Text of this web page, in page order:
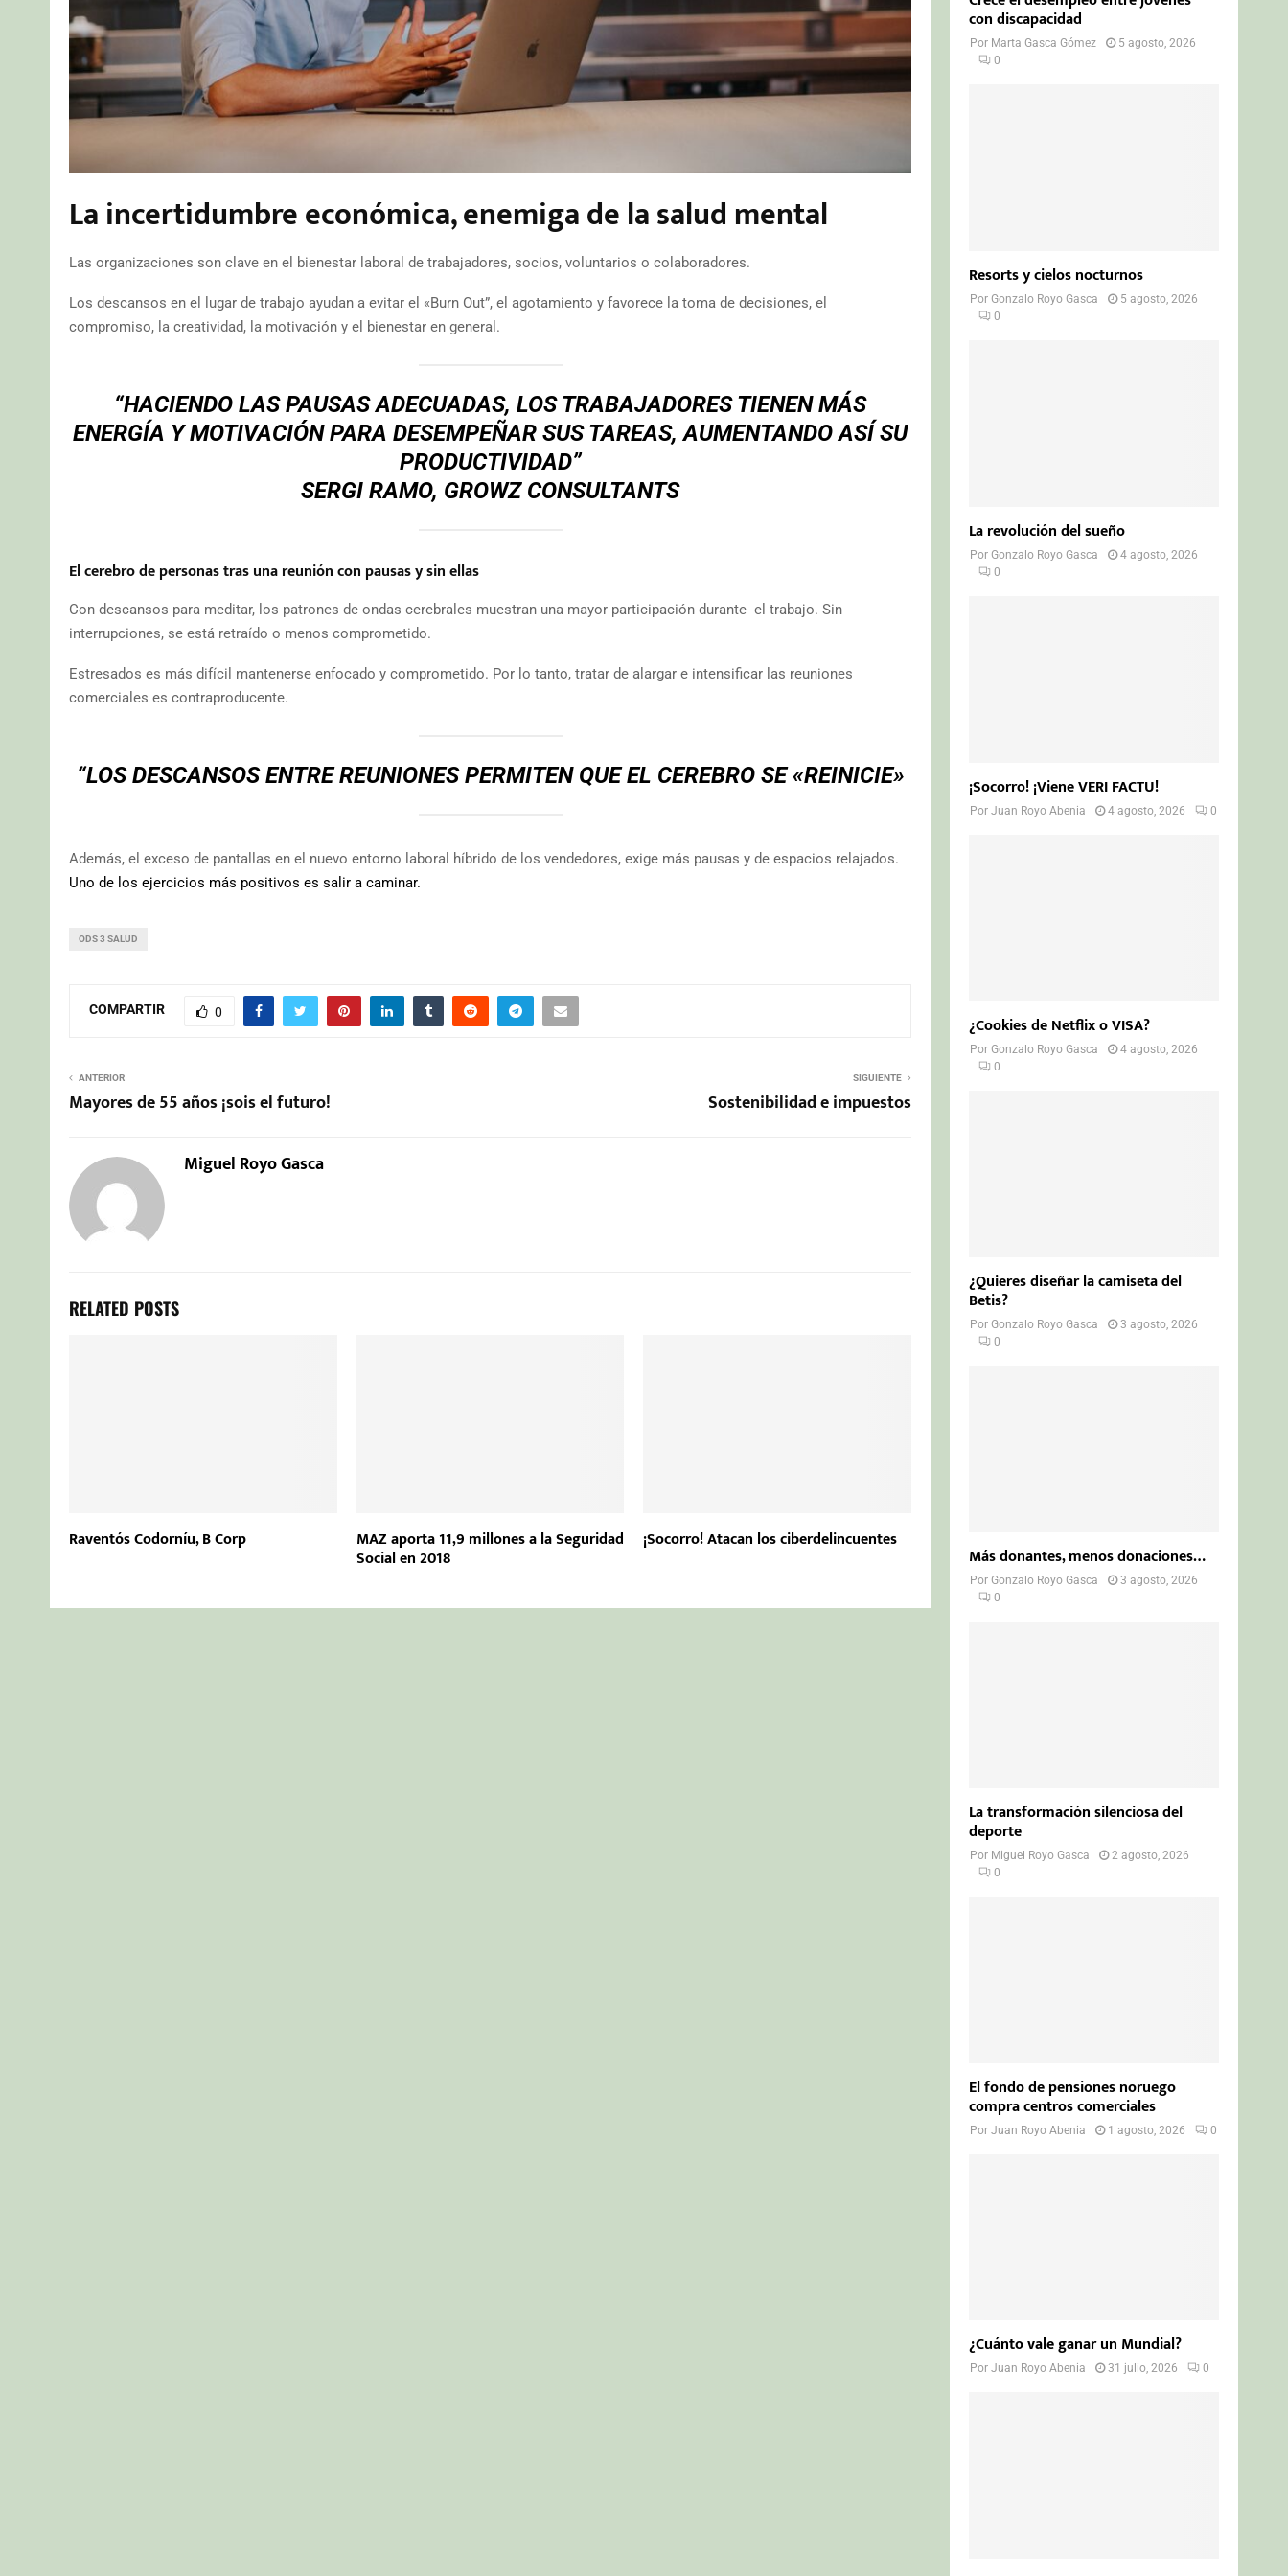
La incertidumbre económica, enemiga de la salud mental
Las organizaciones son clave en el bienestar laboral de trabajadores, socios, voluntarios o colaboradores.
Los descansos en el lugar de trabajo ayudan a evitar el «Burn Out”, el agotamiento y favorece la toma de decisiones, el
compromiso, la creatividad, la motivación y el bienestar en general.
“HACIENDO LAS PAUSAS ADECUADAS, LOS TRABAJADORES TIENEN MÁS
ENERGÍA Y MOTIVACIÓN PARA DESEMPEÑAR SUS TAREAS, AUMENTANDO ASÍ SU
PRODUCTIVIDAD”
SERGI RAMO, GROWZ CONSULTANTS
El cerebro de personas tras una reunión con pausas y sin ellas
Con descansos para meditar, los patrones de ondas cerebrales muestran una mayor participación durante el trabajo. Sin
interrupciones, se está retraído o menos comprometido.
Estresados es más difícil mantenerse enfocado y comprometido. Por lo tanto, tratar de alargar e intensificar las reuniones
comerciales es contraproducente.
“LOS DESCANSOS ENTRE REUNIONES PERMITEN QUE EL CEREBRO SE «REINICIE»
Además, el exceso de pantallas en el nuevo entorno laboral híbrido de los vendedores, exige más pausas y de espacios relajados.
Uno de los ejercicios más positivos es salir a caminar.
ODS 3 SALUD
COMPARTIR 0
ANTERIOR
Mayores de 55 años ¡sois el futuro!
SIGUIENTE
Sostenibilidad e impuestos
Miguel Royo Gasca
RELATED POSTS
Raventós Codorníu, B Corp MAZ aporta 11,9 millones a la Seguridad
Social en 2018
¡Socorro! Atacan los ciberdelincuentes
con discapacidad
Por Marta Gasca Gómez
5 agosto, 2026
0
Resorts y cielos nocturnos
PorGonzalo Royo Gasca
5 agosto, 2026
0
La revolución del sueño
PorGonzalo Royo Gasca
4 agosto, 2026
0
¡Socorro! ¡Viene VERI FACTU!
PorJuan Royo Abenia 4 agosto, 2026 0
¿Cookies de Netflix o VISA?
PorGonzalo Royo Gasca
4 agosto, 2026
0
¿Quieres diseñar la camiseta del
Betis?
PorGonzalo Royo Gasca
3 agosto, 2026
0
Más donantes, menos donaciones…
PorGonzalo Royo Gasca
3 agosto, 2026
0
La transformación silenciosa del
deporte
Por Miguel Royo Gasca
2 agosto, 2026
0
El fondo de pensiones noruego
compra centros comerciales
PorJuan Royo Abenia 1 agosto, 2026 0
¿Cuánto vale ganar un Mundial?
PorJuan Royo Abenia 31 julio, 2026 0